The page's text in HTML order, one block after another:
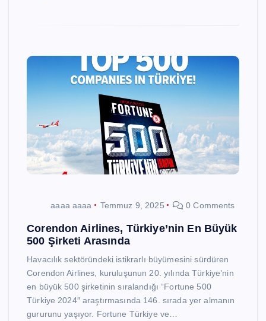
aaaa aaaa Temmuz 9, 2025 0 Comments
Corendon Airlines, Türkiye’nin En Büyük
500 Şirketi Arasında
Havacılık sektöründeki istikrarlı büyümesini sürdüren
Corendon Airlines, kuruluşunun 20. yılında Türkiye’nin
en büyük 500 şirketinin sıralandığı “Fortune 500
Türkiye 2024″ araştırmasında 146. sırada yer almanın
gururunu yaşıyor. Fortune Türkiye ve…